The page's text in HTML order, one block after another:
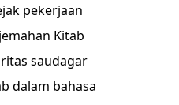
pekerjaan
Kitab
saudagar
dalam bahasa